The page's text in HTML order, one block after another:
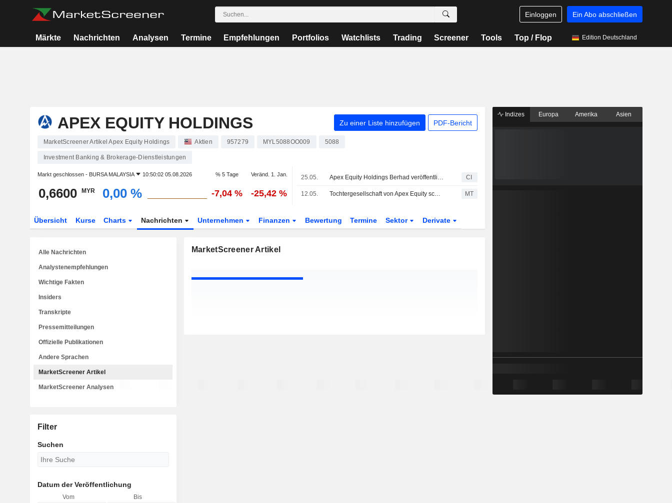
Einloggen Ein Abo abschließen
Märkte Nachrichten Analysen Termine Empfehlungen Portfolios Watchlists Trading Screener Tools Top / Flop Edition Deutschland
APEX EQUITY HOLDINGS Zu einer Liste hinzufügen PDF-Bericht
MarketScreener Artikel Apex Equity Holdings Aktien 957279 MYL5088OO009 5088
Investment Banking & Brokerage-Dienstleistungen
Markt geschlossen - BURSA MALAYSIA 10:50:02 05.08.2026 % 5 Tage Veränd. 1. Jan.
0,6600 MYR 0,00 % -7,04 % -25,42 %
25.05. Apex Equity Holdings Berhad veröffentlicht Ergebniszahlen für das dritte Quartal und die ersten neun Monate zum 31. März 2026 CI
12.05. Tochtergesellschaft von Apex Equity schließt Erwerb eines Boutique-Gebäudes ab; Aktie legt um 5% zu MT
Übersicht Kurse Charts Nachrichten Unternehmen Finanzen Bewertung Termine Sektor Derivate
MarketScreener Artikel
Alle Nachrichten
Analystenempfehlungen
Wichtige Fakten
Insiders
Transkripte
Pressemitteilungen
Offizielle Publikationen
Andere Sprachen
MarketScreener Artikel
MarketScreener Analysen
Filter
Suchen
Datum der Veröffentlichung
Vom Bis
Indizes Europa Amerika Asien